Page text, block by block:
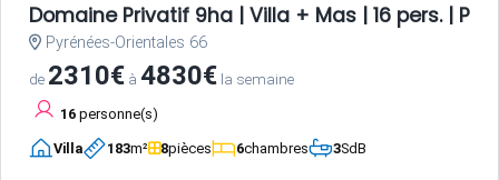
Domaine Privatif 9ha | Villa + Mas | 16 pers. |
Pyrénées-Orientales 66
de 2310€ à 4830€ la semaine
16 personne(s)
Villa 183m² 8pièces 6chambres 3SdB